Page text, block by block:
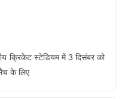
क्रिकेट स्टेडियम में 3 दिसंबर को
के लिए